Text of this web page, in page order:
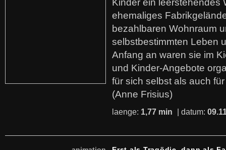
Kinder ein leerstehendes
ehemaliges
bezahlbaren Wohnraum
selbstbestimmten Leben
Anfang an waren sie im
und Kinder-Angebote
für sich selbst als auch
(Anne Frisius)
laenge: 1,77 min | datum: